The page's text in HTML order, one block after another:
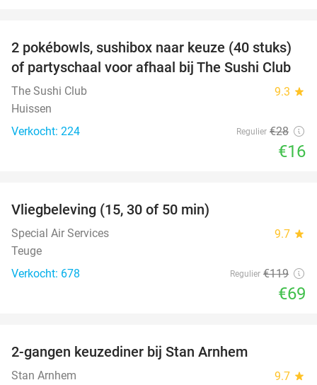
43%
2 pokébowls, sushibox naar keuze (40 stuks)
of partyschaal voor afhaal bij The Sushi Club
The Sushi Club 9.3 star
Huissen
Verkocht: 224
Regulier €28
€16
Vliegbeleving (15, 30 of 50 min)
Special Air Services 9.7 star
Teuge
Verkocht: 678
Regulier €119
€69
2-gangen keuzediner bij Stan Arnhem
Stan Arnhem 9.7 star